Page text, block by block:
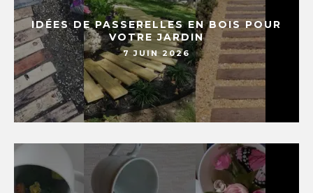
IDÉES DE PASSERELLES EN BOIS POUR
VOTRE JARDIN
7 JUIN 2026